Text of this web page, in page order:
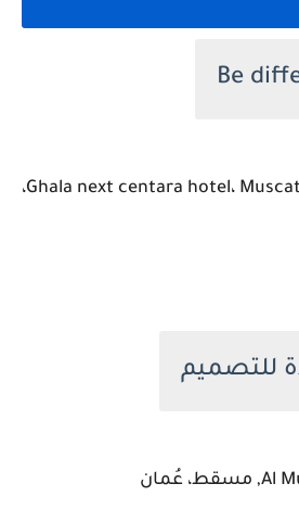
العنوان: الشركة:Ghala next centara hotel، Muscat 122،